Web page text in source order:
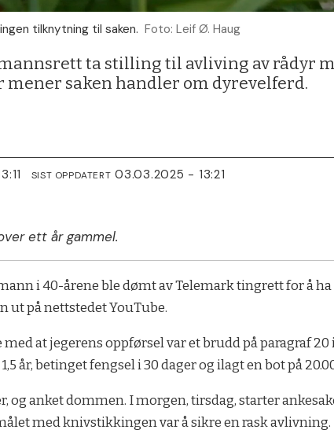
tilknytning til saken. Foto: Leif Ø. Haug
ta stilling til avliving av rådyr
mener saken handler om dyrevelferd.
SIST OPPDATERT 03.03.2025 - 13:21
ett år gammel.
i 40-årene ble dømt av Telemark tingrett for å
ut på nettstedet YouTube.
at jegerens oppførsel var et brudd på paragraf
år, betinget fengsel i 30 dager og ilagt en bot på
og anket dommen. I morgen, tirsdag, starter
med knivstikkingen var å sikre en rask avlivning.